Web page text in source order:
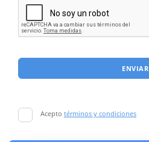
ENVIAR
Acepto términos y condiciones